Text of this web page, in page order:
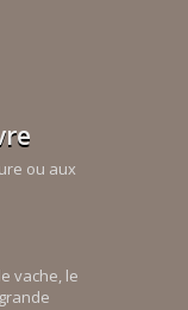
ou aux
vache, le